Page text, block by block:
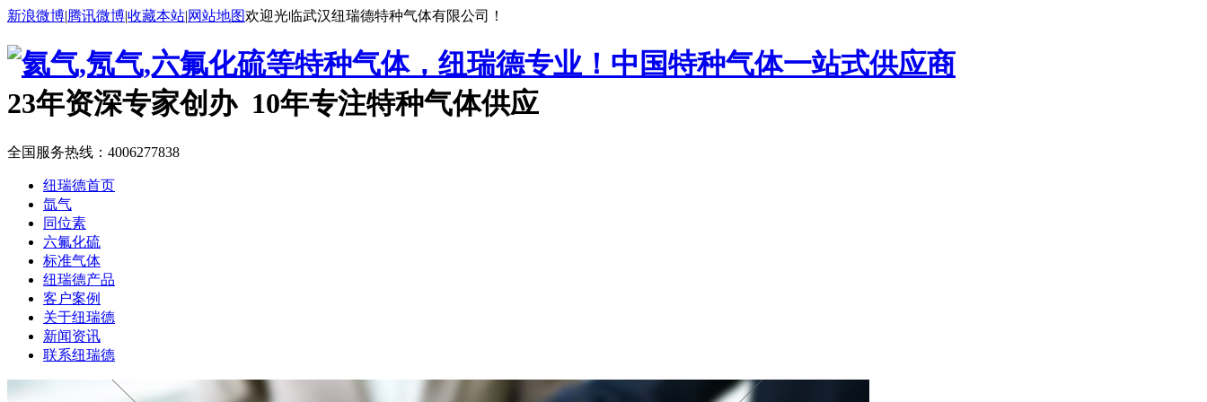
新浪微博|腾讯微博|收藏本站|网站地图欢迎光临武汉纽瑞德特种气体有限公司！
中国特种气体一站式供应商
23年资深专家创办 10年专注特种气体供应
全国服务热线： 4006277838
纽瑞德首页
氙气
同位素
六氟化硫
标准气体
纽瑞德产品
客户案例
关于纽瑞德
新闻资讯
联系纽瑞德